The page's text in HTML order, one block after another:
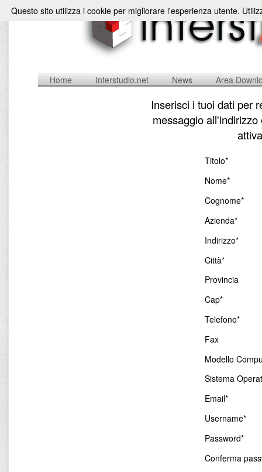
Home Interstudio.net News Area
Inserisci i tuoi dati per
messaggio
Titolo*
Nome*
Cognome*
Azienda*
Indirizzo*
Città*
Provincia
Cap*
Telefono*
Fax
Modello
Sistema
Email*
Username*
Password*
Conferma
Questo sito utilizza i cookie per migliorare l'esperienza utente.